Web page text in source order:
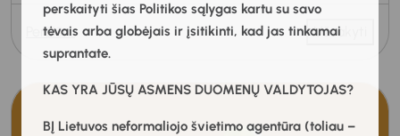
perskaityti šias Politikos sąlygas kartu su savo
tėvais arba globėjais ir įsitikinti, kad jas tinkamai
suprantate.
KAS YRA JŪSŲ ASMENS DUOMENŲ VALDYTOJAS?
BĮ Lietuvos neformaliojo švietimo agentūra (toliau –
Peržiūra Užsakyti